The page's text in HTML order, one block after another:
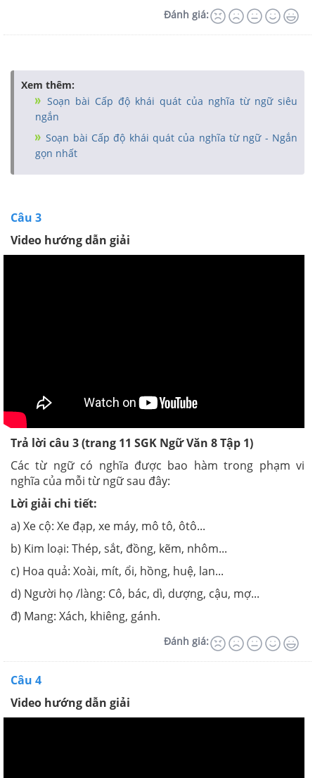
Đánh giá:
Xem thêm:
Soạn bài Cấp độ khái quát của nghĩa từ ngữ siêu
ngắn
Soạn bài Cấp độ khái quát của nghĩa từ ngữ - Ngắn
gọn nhất
Câu 3
Video hướng dẫn giải
Trả lời câu 3 (trang 11 SGK Ngữ Văn 8 Tập 1)
Các từ ngữ có nghĩa được bao hàm trong phạm vi
nghĩa của mỗi từ ngữ sau đây:
Lời giải chi tiết:
a) Xe cộ: Xe đạp, xe máy, mô tô, ôtô...
b) Kim loại: Thép, sắt, đồng, kẽm, nhôm...
c) Hoa quả: Xoài, mít, ổi, hồng, huệ, lan...
d) Người họ /làng: Cô, bác, dì, dượng, cậu, mợ...
đ) Mang: Xách, khiêng, gánh.
Đánh giá:
Câu 4
Video hướng dẫn giải